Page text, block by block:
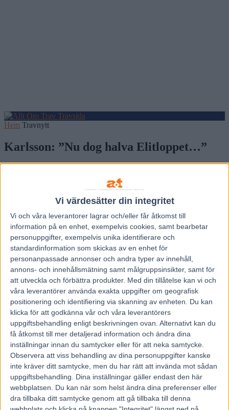
Vi värdesätter din integritet
Vi och våra leverantorer lagrar och/eller får åtkomst till
information på en enhet, exempelvis cookies, samt bearbetar
personuppgifter, exempelvis unika identifierare och
standardinformation som skickas av en enhet för
personanpassade annonser och andra typer av innehåll,
annons- och innehållsmätning samt målgruppsinsikter, samt för
att utveckla och förbättra produkter. Med din tillåtelse kan vi och
våra leverantörer använda exakta uppgifter om geografisk
positionering och identifiering via skanning av enheten. Du kan
klicka för att godkänna vår och våra leverantörers
uppgiftsbehandling enligt beskrivningen ovan. Alternativt kan du
få åtkomst till mer detaljerad information och ändra dina
inställningar innan du samtycker eller för att neka samtycke.
Observera att viss behandling av dina personuppgifter kanske
inte kräver ditt samtycke, men du har rätt att invända mot sådan
uppgiftsbehandling. Dina inställningar gäller endast den här
webbplatsen. Du kan när som helst ändra dina preferenser eller
dra tillbaka ditt samtycke genom att gå tillbaka till denna
Hem Travnytt
Karlsson: ”Nu dog halva Elitloppet…”
Det känns knappt som att loppet blir av.
Hela trav-Sverige fällde en stor blöt tår.
Från tränaren Stefan ”Tarzan” Melander går det i vanlig ordning inte
att få något klart besked.
Som utomstående tyckare går det inte tro att den svenska
nationalidolen Nuncio kommer till start i Elitloppet.
Superduellen är inställd.
Franske fenomenet Bold Eagle kommer att leka hem Solvallas
storlopp om 18 dagar.
Frågan är om det ens var Nuncio vi fick se på Solvalla den här
onsdagskvällen.
Jag kände i alla fall inte igen honom.
Jag känner mig bara tom.
Jag har nog aldrig varit så ledsen efter ett travlopp.